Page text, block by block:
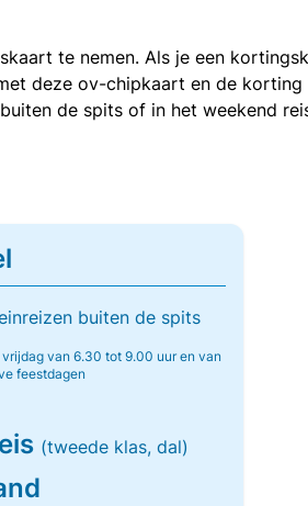
te nemen. Als je een
deze ov-chipkaart en de
de spits of in het weekend
buiten de spits
vrijdag van 6.30 tot 9.00 uur en van
feestdagen
(tweede klas, dal)